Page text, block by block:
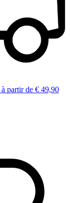
à partir de € 49,90